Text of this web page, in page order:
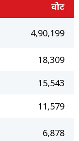
वोट
4,90,199
18,309
15,543
11,579
6,878